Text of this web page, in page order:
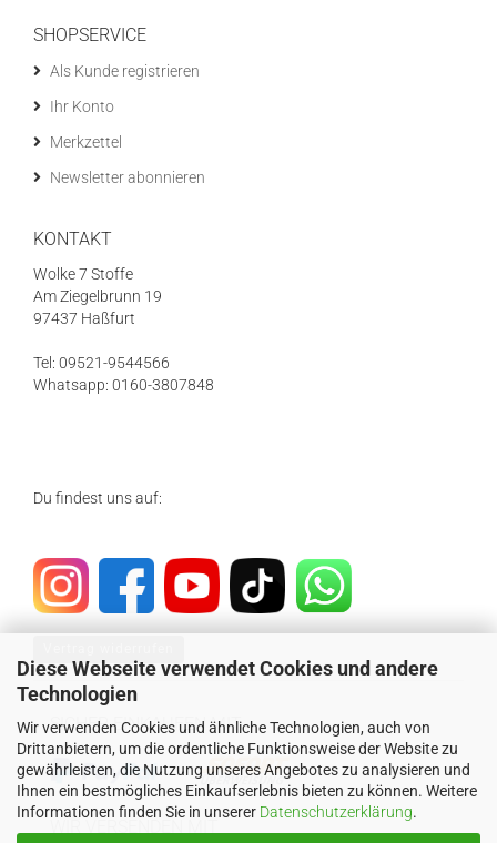
Diese Webseite verwendet Cookies und andere
Technologien
Wir verwenden Cookies und ähnliche Technologien, auch von
Drittanbietern, um die ordentliche Funktionsweise der Website zu
gewährleisten, die Nutzung unseres Angebotes zu analysieren und
Ihnen ein bestmögliches Einkaufserlebnis bieten zu können. Weitere
Informationen finden Sie in unserer Datenschutzerklärung.
SHOPSERVICE
Als Kunde registrieren
Ihr Konto
Merkzettel
Newsletter abonnieren
KONTAKT
Wolke 7 Stoffe
Am Ziegelbrunn 19
97437 Haßfurt
Tel: 09521-9544566
Whatsapp: 0160-3807848
Du findest uns auf:
SICHER EINKAUFEN MIT